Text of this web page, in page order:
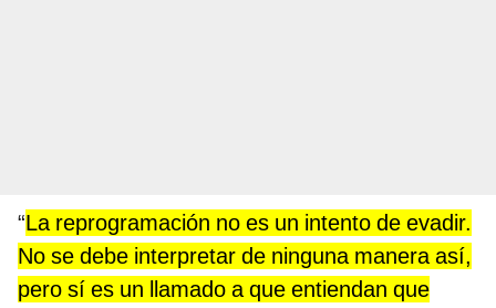
“La reprogramación no es un intento de evadir.
No se debe interpretar de ninguna manera así,
pero sí es un llamado a que entiendan que